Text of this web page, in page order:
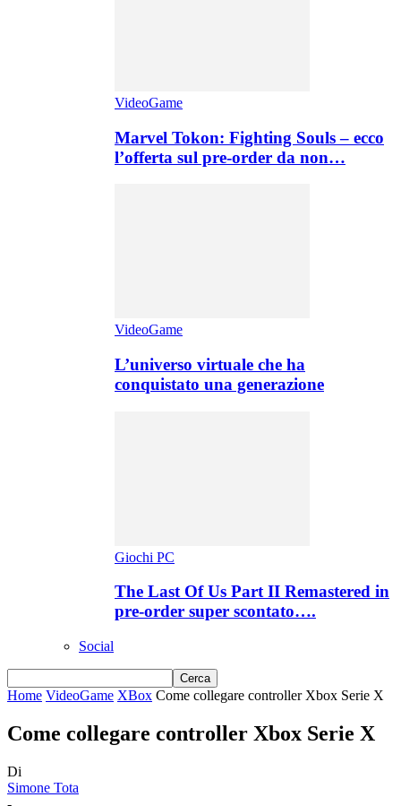
VideoGame
Marvel Tokon: Fighting Souls – ecco
l’offerta sul pre-order da non…
VideoGame
L’universo virtuale che ha
conquistato una generazione
Giochi PC
The Last Of Us Part II Remastered in
pre-order super scontato….
Social
Home VideoGame XBox Come collegare controller Xbox Serie X
Come collegare controller Xbox Serie X
Di
Simone Tota